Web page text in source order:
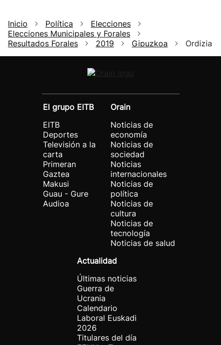
Inicio Política
Elecciones
Elecciones Municipales y Forales
Resultados Forales
2019 Gipuzkoa Ordizia
El grupo EITB
EITB
Deportes
Televisión a la
carta
Primeran
Gaztea
Makusi
Guau - Gure
Audioa
Orain
Noticias de
economía
Noticias de
sociedad
Noticias
internacionales
Noticias de
política
Noticias de
cultura
Noticias de
tecnología
Noticias de salud
Actualidad
Últimas noticias
Guerra de
Ucrania
Calendario
Laboral Euskadi
2026
Titulares del día